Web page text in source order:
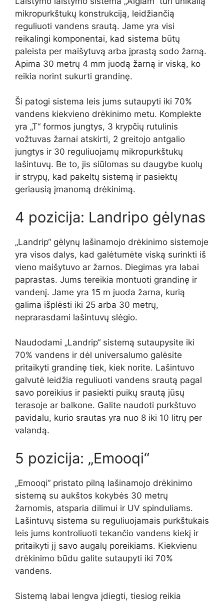
mikropurkštukų konstrukciją, leidžiančią
reguliuoti vandens srautą. Jame yra visi
reikalingi komponentai, kad sistema būtų
paleista per maišytuvą arba įprastą sodo žarną.
Apima 30 metrų 4 mm juodą žarną ir viską, ko
reikia norint sukurti grandinę.
Ši patogi sistema leis jums sutaupyti iki 70%
vandens kiekvieno drėkinimo metu. Komplekte
yra „T“ formos jungtys, 3 krypčių rutulinis
vožtuvas žarnai atskirti, 2 greitojo antgalio
jungtys ir 30 reguliuojamų mikropurkštukų
lašintuvų. Be to, jis siūlomas su daugybe kuolų
ir strypų, kad pakeltų sistemą ir pasiektų
geriausią įmanomą drėkinimą.
4 pozicija: Landripo gėlynas
„Landrip“ gėlynų lašinamojo drėkinimo sistemoje
yra visos dalys, kad galėtumėte viską surinkti iš
vieno maišytuvo ar žarnos. Diegimas yra labai
paprastas. Jums tereikia montuoti grandinę ir
vandenį. Jame yra 15 m juoda žarna, kurią
galima išplėsti iki 25 arba 30 metrų,
neprarasdami lašintuvų slėgio.
Naudodami „Landrip“ sistemą sutaupysite iki
70% vandens ir dėl universalumo galėsite
pritaikyti grandinę tiek, kiek norite. Lašintuvo
galvutė leidžia reguliuoti vandens srautą pagal
savo poreikius ir pasiekti puikų srautą jūsų
terasoje ar balkone. Galite naudoti purkštuvo
pavidalu, kurio srautas yra nuo 8 iki 10 litrų per
valandą.
5 pozicija: „Emooqi“
„Emooqi“ pristato pilną lašinamojo drėkinimo
sistemą su aukštos kokybės 30 metrų
žarnomis, atsparia dilimui ir UV spinduliams.
Lašintuvų sistema su reguliuojamais purkštukais
leis jums kontroliuoti tekančio vandens kiekį ir
pritaikyti jį savo augalų poreikiams. Kiekvienu
drėkinimo būdu galite sutaupyti iki 70%
vandens.
Sistemą labai lengva įdiegti, tiesiog reikia